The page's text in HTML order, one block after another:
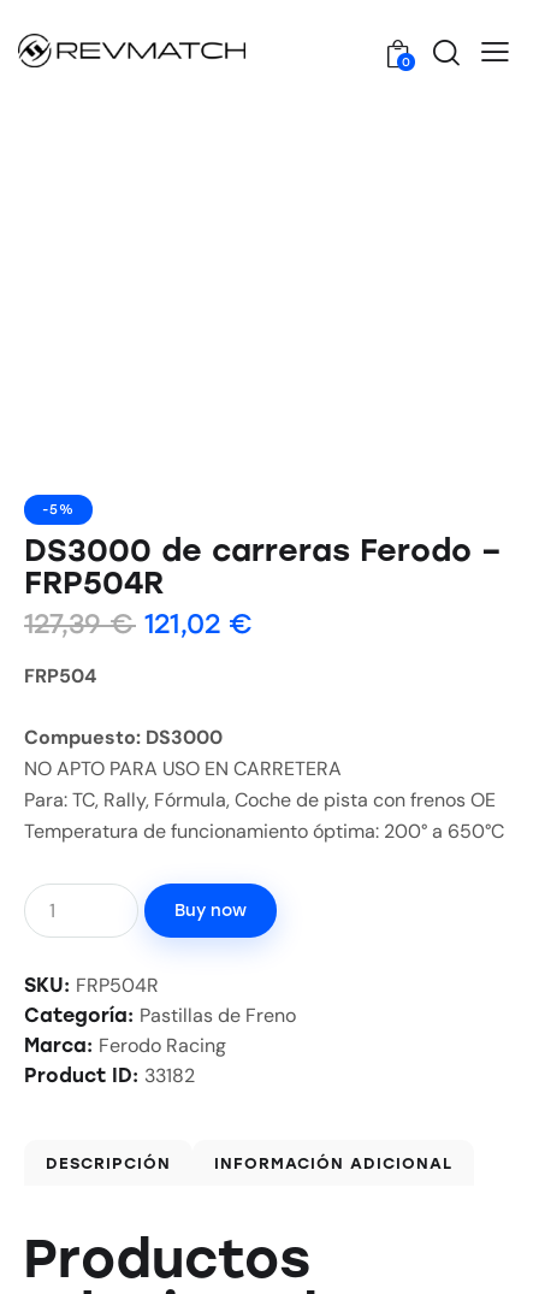
0
-5%
DS3000 de carreras Ferodo –
FRP504R
127,39€ 121,02 €
FRP504
Compuesto: DS3000
NO APTO PARA USO EN CARRETERA
Para: TC, Rally, Fórmula, Coche de pista con frenos OE
Temperatura de funcionamiento óptima: 200° a 650°C
Buy now
SKU: FRP504R
Categoría: Pastillas de Freno
Marca: Ferodo Racing
Product ID: 33182
DESCRIPCIÓN INFORMACIÓN ADICIONAL
Productos